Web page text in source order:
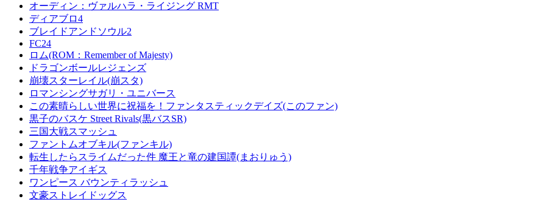
オーディン：ヴァルハラ・ライジング RMT
ディアブロ4
ブレイドアンドソウル2
FC24
ロム(ROM：Remember of Majesty)
ドラゴンボールレジェンズ
崩壊スターレイル(崩スタ)
ロマンシングサガリ・ユニバース
この素晴らしい世界に祝福を！ファンタスティックデイズ(このファン)
黒子のバスケ Street Rivals(黒バスSR)
三国大戦スマッシュ
ファントムオブキル(ファンキル)
転生したらスライムだった件 魔王と竜の建国譚(まおりゅう)
千年戦争アイギス
ワンピース バウンティラッシュ
文豪ストレイドッグス